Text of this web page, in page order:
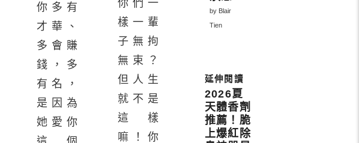
你多有
才華、
多會賺
錢，多
有名，
是因為
她愛你
你們一
樣一輩
子無拘
無束？
但人生
就不是
這樣
嘛！你
by Blair
Tien
2026夏
天體香劑
推薦！脆
上爆紅除